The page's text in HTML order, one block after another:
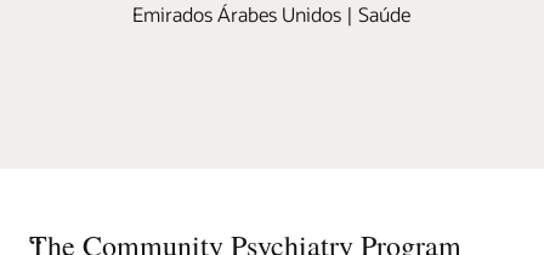
Emirados Árabes Unidos | Saúde
“
The Community Psychiatry Program